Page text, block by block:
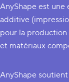
AnyShape est une
additive
pour la
et matériaux
AnyShape